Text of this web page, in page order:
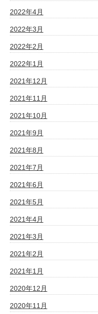
2022年4月
2022年3月
2022年2月
2022年1月
2021年12月
2021年11月
2021年10月
2021年9月
2021年8月
2021年7月
2021年6月
2021年5月
2021年4月
2021年3月
2021年2月
2021年1月
2020年12月
2020年11月